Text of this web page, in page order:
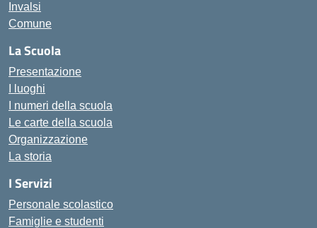
Invalsi
Comune
La Scuola
Presentazione
I luoghi
I numeri della scuola
Le carte della scuola
Organizzazione
La storia
I Servizi
Personale scolastico
Famiglie e studenti